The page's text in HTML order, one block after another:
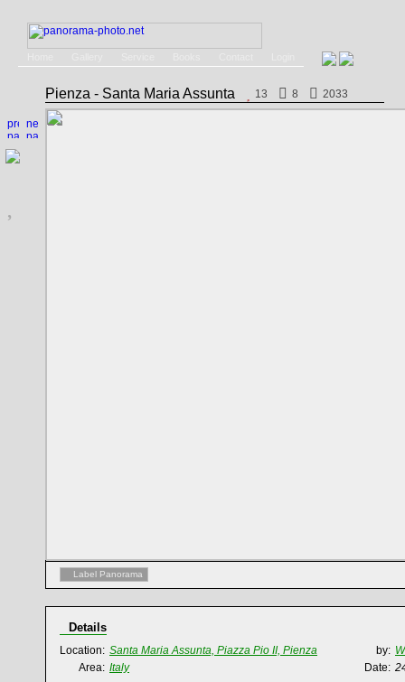
Pienza - Santa Maria Assunta 13 8 2033
Label Panorama
Details
Location: Santa Maria Assunta, Piazza Pio II, Pienza by:
Area: Italy Date: